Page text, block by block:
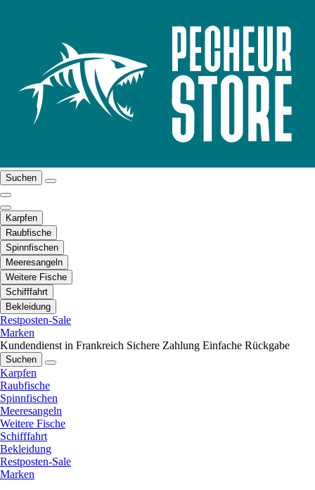
Suchen
Karpfen
Raubfische
Spinnfischen
Meeresangeln
Weitere Fische
Schifffahrt
Bekleidung
Restposten-Sale
Marken
Kundendienst in Frankreich Sichere Zahlung Einfache Rückgabe
Suchen
Karpfen
Raubfische
Spinnfischen
Meeresangeln
Weitere Fische
Schifffahrt
Bekleidung
Restposten-Sale
Marken